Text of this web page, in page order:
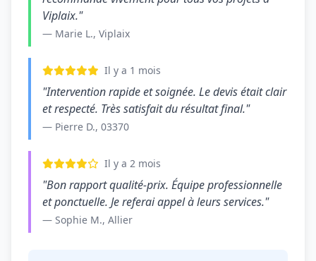
Viplaix."
— Marie L., Viplaix
Il y a 1 mois
"Intervention rapide et soignée. Le devis était clair
et respecté. Très satisfait du résultat final."
— Pierre D., 03370
Il y a 2 mois
"Bon rapport qualité-prix. Équipe professionnelle
et ponctuelle. Je referai appel à leurs services."
— Sophie M., Allier